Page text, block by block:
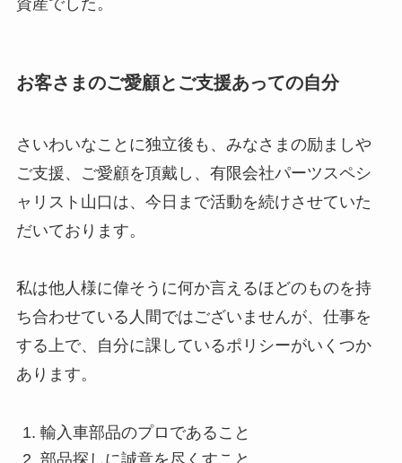
お客さまのご愛顧とご支援あっての自分
さいわいなことに独立後も、みなさまの励ましや
ご支援、ご愛顧を頂戴し、有限会社パーツスペシ
ャリスト山口は、今日まで活動を続けさせていた
だいております。
私は他人様に偉そうに何か言えるほどのものを持
ち合わせている人間ではございませんが、仕事を
する上で、自分に課しているポリシーがいくつか
あります。
輸入車部品のプロであること